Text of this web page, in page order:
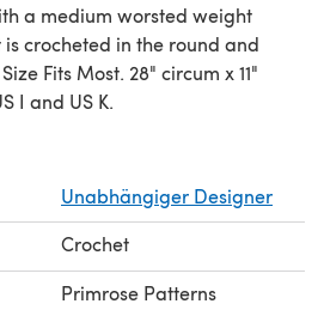
a medium worsted weight
crocheted in the round and
Fits Most. 28" circum x 11"
I and US K.
Unabhängiger Designer
Crochet
Primrose Patterns